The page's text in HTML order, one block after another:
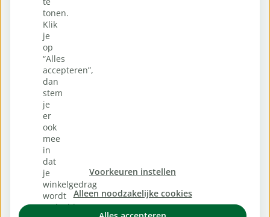
tonen.
Klik
je
op
“Alles
accepteren”,
dan
stem
je
er
ook
mee
in
dat
je
winkelgedrag
wordt
gedeeld
Voorkeuren instellen
Alleen noodzakelijke cookies